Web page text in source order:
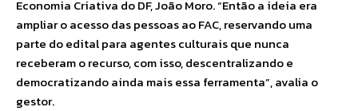
Economia Criativa do DF, João Moro. “Então a ideia era
ampliar o acesso das pessoas ao FAC, reservando uma
parte do edital para agentes culturais que nunca
receberam o recurso, com isso, descentralizando e
democratizando ainda mais essa ferramenta”, avalia o
gestor.